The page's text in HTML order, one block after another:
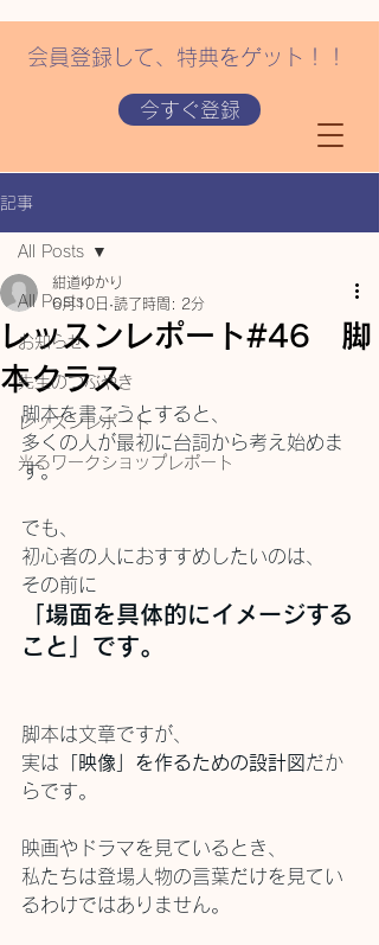
会員登録して、特典をゲット！！
今すぐ登録
記事
All Posts
お知らせ
先生のつぶやき
レッスンレポート
光るワークショップレポート
All Posts
レッスンレポート#46 脚
本クラス
紺道ゆかり
6月10日 読了時間: 2分
脚本を書こうとすると、
多くの人が最初に台詞から考え始めま
す。
でも、
初心者の人におすすめしたいのは、
その前に
「場面を具体的にイメージする
こと」です。
脚本は文章ですが、
実は 「映像」を作るための設計図 だか
らです。
映画やドラマを見ているとき、
私たちは登場人物の言葉だけを見てい
るわけではありません。